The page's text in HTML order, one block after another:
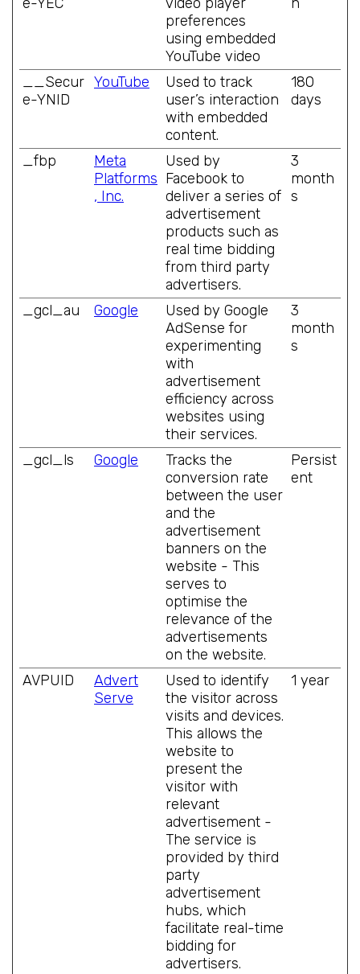
preferences
using embedded
YouTube video
__Secur
e-YNID
YouTube
Used to track
user’s interaction
with embedded
content.
180
days
_fbp
Meta
Platforms
, Inc.
Used by
Facebook to
deliver a series of
advertisement
products such as
real time bidding
from third party
advertisers.
3
month
s
_gcl_au Google
Used by Google
AdSense for
experimenting
with
advertisement
efficiency across
websites using
their services.
3
month
s
_gcl_ls Google
Tracks the
conversion rate
between the user
and the
advertisement
banners on the
website - This
serves to
optimise the
relevance of the
advertisements
on the website.
Persist
ent
AVPUID
Advert
Serve
Used to identify
the visitor across
visits and devices.
This allows the
website to
present the
visitor with
relevant
advertisement -
The service is
provided by third
party
advertisement
hubs, which
facilitate real-time
bidding for
advertisers.
1 year